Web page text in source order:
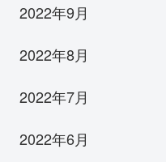
2022年9月
2022年8月
2022年7月
2022年6月